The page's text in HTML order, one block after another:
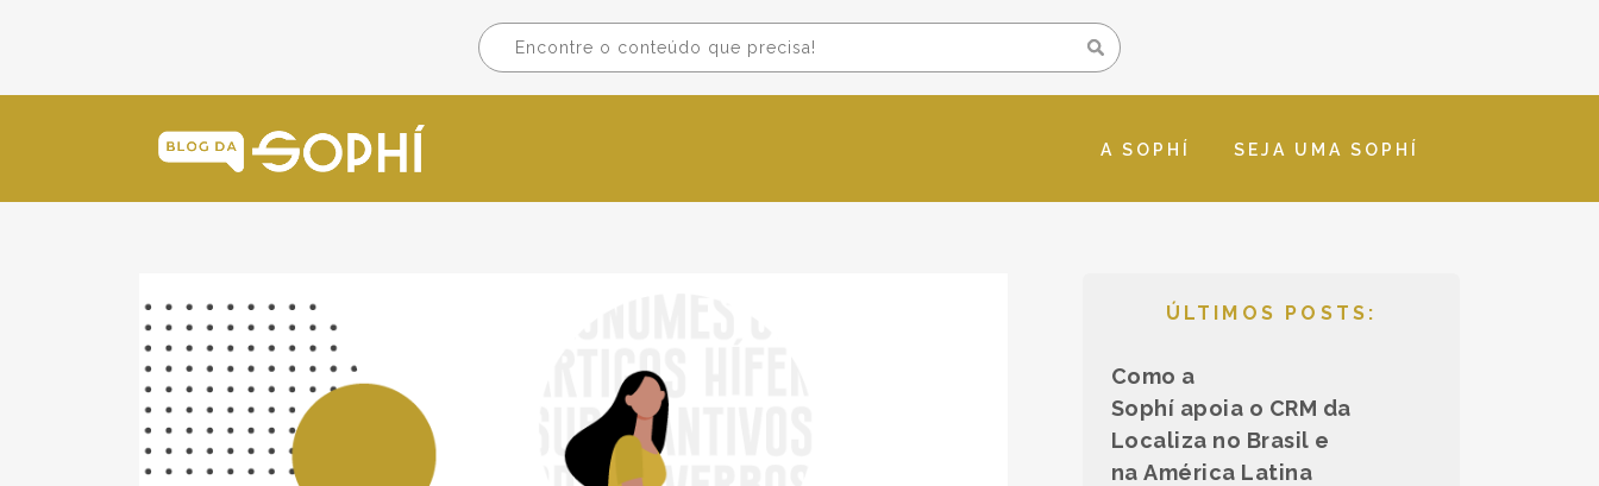
A SOPHÍ SEJA UMA SOPHÍ
ÚLTIMOS POSTS:
Como a
Sophí apoia o CRM da
Localiza no Brasil e
na América Latina